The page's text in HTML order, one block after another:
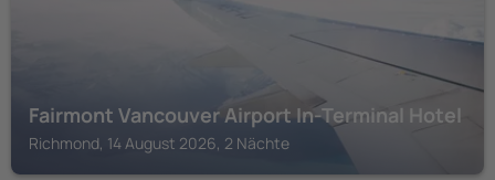
Fairmont Vancouver Airport In-Terminal Hotel
Richmond, 14 August 2026, 2 Nächte